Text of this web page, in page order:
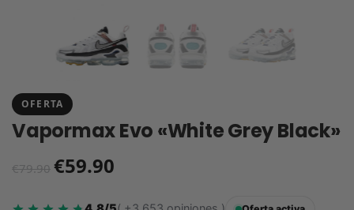
OFERTA
Vapormax Evo «White Grey Black»
€79.90 €59.90